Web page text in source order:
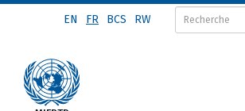
principal
EN FR BCS RW